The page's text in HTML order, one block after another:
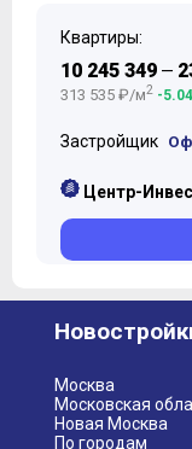
Квартиры:
10 245 349 —
313 535 ₽/м2 -
Застройщик
Центр-
Москва
Московская
Новая Москва
По городам